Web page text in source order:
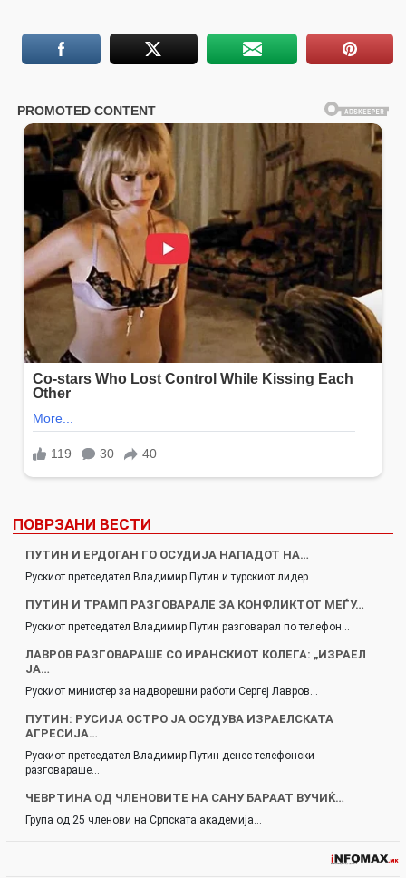
ПОВРЗАНИ ВЕСТИ
ПУТИН И ЕРДОГАН ГО ОСУДИЈА НАПАДОТ НА…
Рускиот претседател Владимир Путин и турскиот лидер…
ПУТИН И ТРАМП РАЗГОВАРАЛЕ ЗА КОНФЛИКТОТ МЕЃУ…
Рускиот претседател Владимир Путин разговарал по телефон…
ЛАВРОВ РАЗГОВАРАШЕ СО ИРАНСКИОТ КОЛЕГА: „ИЗРАЕЛ
ЈА…
Рускиот министер за надворешни работи Сергеј Лавров…
ПУТИН: РУСИЈА ОСТРО ЈА ОСУДУВА ИЗРАЕЛСКАТА
АГРЕСИЈА…
Рускиот претседател Владимир Путин денес телефонски
разговараше…
ЧЕВРТИНА ОД ЧЛЕНОВИТЕ НА САНУ БАРААТ ВУЧИЌ…
Група од 25 членови на Српската академија…